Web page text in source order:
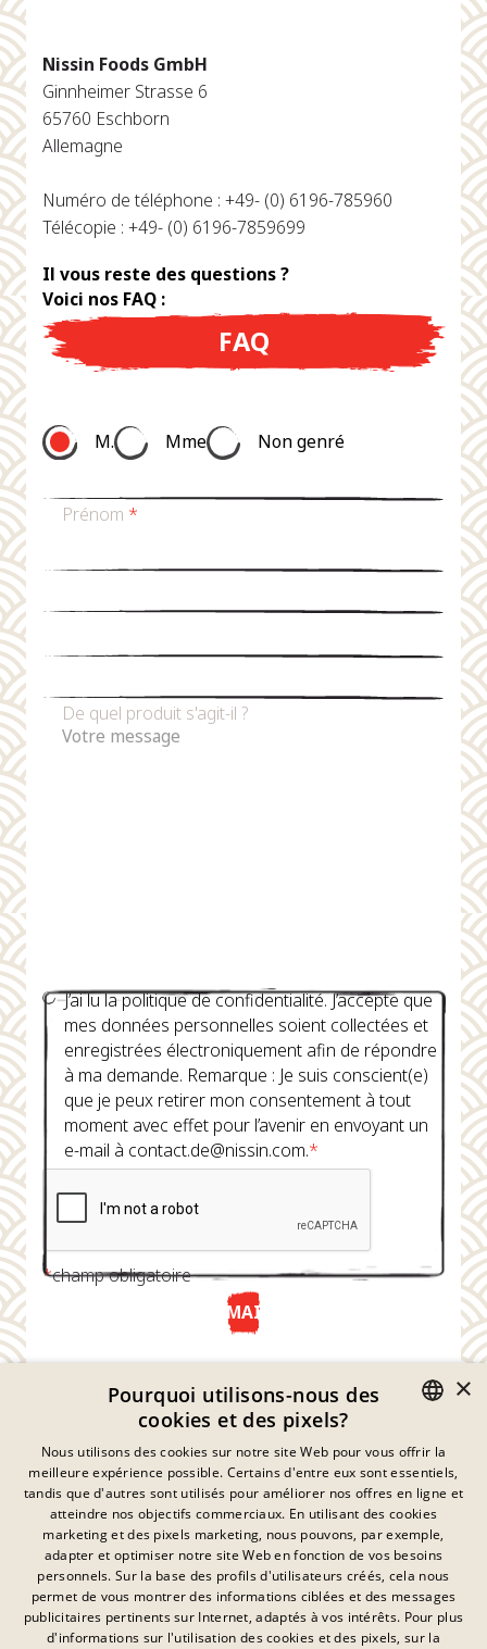
Nissin Foods GmbH
Ginnheimer Strasse 6
65760 Eschborn
Allemagne
Numéro de téléphone : +49- (0) 6196-785960
Télécopie : +49- (0) 6196-7859699
Il vous reste des questions ?
Voici nos FAQ :
FAQ
M. Mme Non genré
Prénom *
De quel produit s'agit-il ?
J’ai lu la politique de confidentialité. J’accepte que
mes données personnelles soient collectées et
enregistrées électroniquement afin de répondre
à ma demande. Remarque : Je suis conscient(e)
que je peux retirer mon consentement à tout
moment avec effet pour l’avenir en envoyant un
e-mail à contact.de@nissin.com.*
*champ obligatoire
ENVOYER MAINTENANT
Déclaration De Confidentialité
Empreinte
Mentions Légales
Contact
GERMAN
FRENCH
DANISH
SWEDISH
HUNGARIAN
×
Pourquoi utilisons-nous des
cookies et des pixels?
Nous utilisons des cookies sur notre site Web pour vous offrir la
meilleure expérience possible. Certains d'entre eux sont essentiels,
tandis que d'autres sont utilisés pour améliorer nos offres en ligne et
atteindre nos objectifs commerciaux. En utilisant des cookies
marketing et des pixels marketing, nous pouvons, par exemple,
adapter et optimiser notre site Web en fonction de vos besoins
personnels. Sur la base des profils d'utilisateurs créés, cela nous
permet de vous montrer des informations ciblées et des messages
publicitaires pertinents sur Internet, adaptés à vos intérêts. Pour plus
d'informations sur l'utilisation des cookies et des pixels, sur la